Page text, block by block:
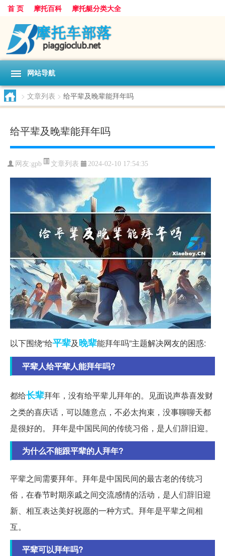
首 页 摩托百科 摩托艇分类大全
网站导航
> 文章列表 > 给平辈及晚辈能拜年吗
给平辈及晚辈能拜年吗
网友:gpb 文章列表 2024-02-10 17:54:35
以下围绕“给平辈及晚辈能拜年吗”主题解决网友的困惑:
平辈人给平辈人能拜年吗?
都给长辈拜年，没有给平辈儿拜年的。见面说声恭喜发财
之类的喜庆话，可以随意点，不必太拘束，没事聊聊天都
是很好的。 拜年是中国民间的传统习俗，是人们辞旧迎。
为什么不能跟平辈的人拜年?
平辈之间需要拜年。拜年是中国民间的最古老的传统习
俗，在春节时期亲戚之间交流感情的活动，是人们辞旧迎
新、相互表达美好祝愿的一种方式。拜年是平辈之间相
互。
平辈可以拜年吗?